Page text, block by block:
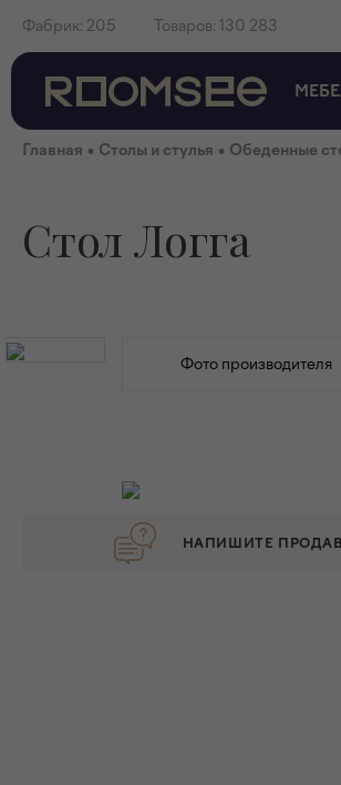
Фабрик: 205 Товаров: 130 283
Главная • Столы и стулья • Обеденные
Стол Логга
Фото производителя
НАПИШИТЕ